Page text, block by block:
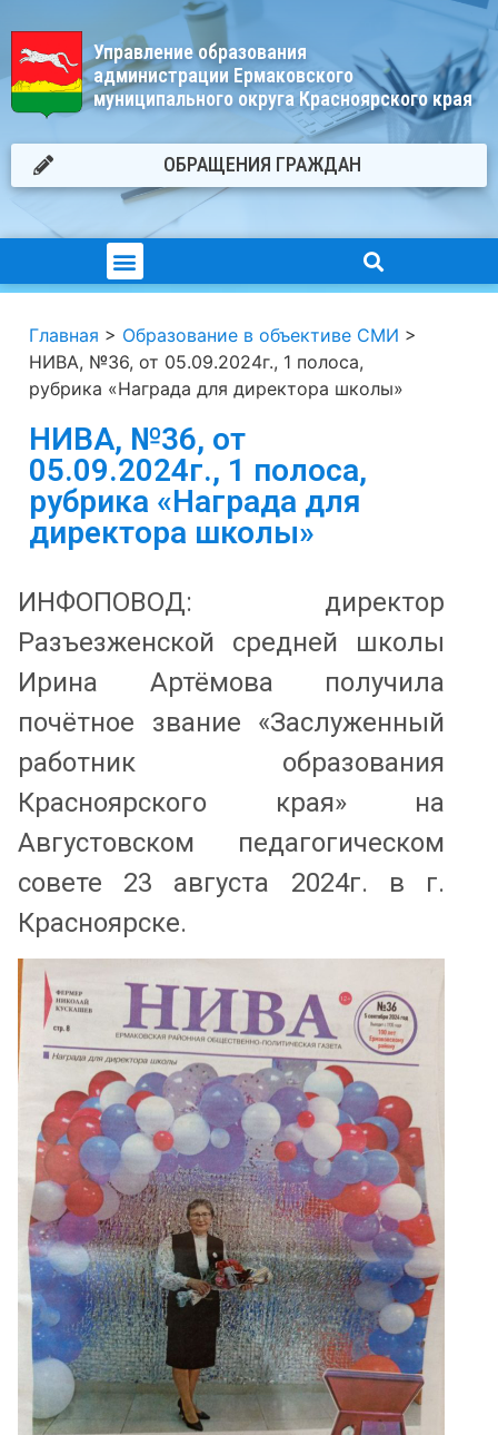
Управление образования
администрации Ермаковского
муниципального округа Красноярского края
ОБРАЩЕНИЯ ГРАЖДАН
Главная > Образование в объективе СМИ >
НИВА, №36, от 05.09.2024г., 1 полоса,
рубрика «Награда для директора школы»
НИВА, №36, от
05.09.2024г., 1 полоса,
рубрика «Награда для
директора школы»
ИНФОПОВОД: директор
Разъезженской средней школы
Ирина Артёмова получила
почётное звание «Заслуженный
работник образования
Красноярского края» на
Августовском педагогическом
совете 23 августа 2024г. в г.
Красноярске.